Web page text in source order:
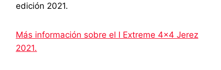
edición 2021.
Más información sobre el I Extreme 4×4 Jerez
2021.